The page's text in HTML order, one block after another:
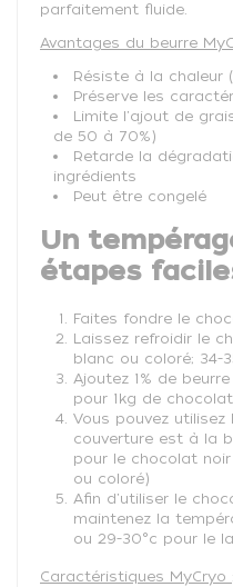
parfaitement fluide.
Avantages du beurre
Résiste à la chaleur
Préserve les
Limite l'ajout de
de 50 à 70%)
Retarde la
ingrédients
Peut être congelé
Un
étapes
Faites fondre le
Laissez refroidir le
blanc ou coloré; 34-
Ajoutez 1% de
pour 1kg de
Vous pouvez
couverture est à la
pour le chocolat
ou coloré)
Afin d'utiliser le
maintenez la
ou 29-30°c pour le
Caractéristiques MyCryo